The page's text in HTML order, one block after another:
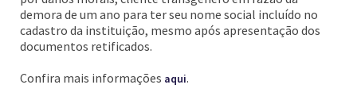
demora de um ano para ter seu nome social incluído no
cadastro da instituição, mesmo após apresentação dos
documentos retificados.
Confira mais informações aqui.